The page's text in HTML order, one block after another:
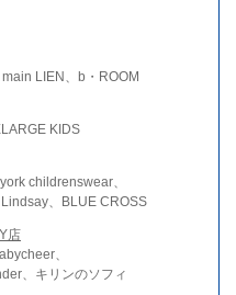
LIEN、b・ROOM
KIDS
childrenswear、
、BLUE CROSS
店
、
、キリンのソフィ